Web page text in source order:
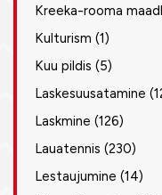
Kreeka-rooma
Kulturism (1)
Kuu pildis (5)
Laskesuusatamine
Laskmine (126)
Lauatennis (230)
Lestaujumine (14)